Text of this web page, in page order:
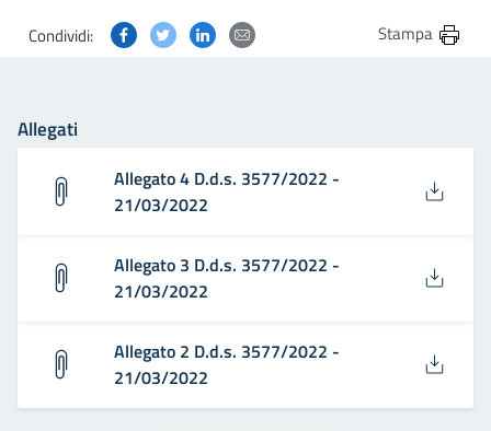
Condividi: Condividi questa pagina su Facebook
Condividi questa pagina su Twitter
Condividi questa pagina su Linkedin
Condividi questa pagina via
Stampa
Allegati
Allegato 4 D.d.s. 3577/2022 -
21/03/2022
Allegato 3 D.d.s. 3577/2022 -
21/03/2022
Allegato 2 D.d.s. 3577/2022 -
21/03/2022